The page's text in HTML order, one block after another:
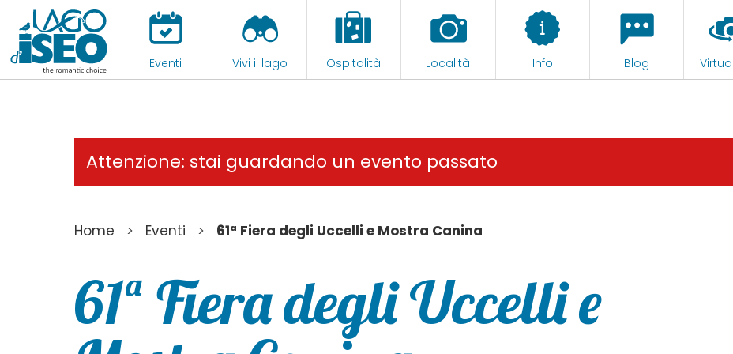
Eventi Vivi il lago Ospitalità Località Info Blog
Attenzione: stai guardando un evento passato
Home > Eventi > 61ª Fiera degli Uccelli e Mostra Canina
61ª Fiera degli Uccelli e